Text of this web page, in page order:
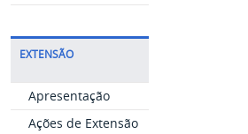
EXTENSÃO
Apresentação
Ações de Extensão